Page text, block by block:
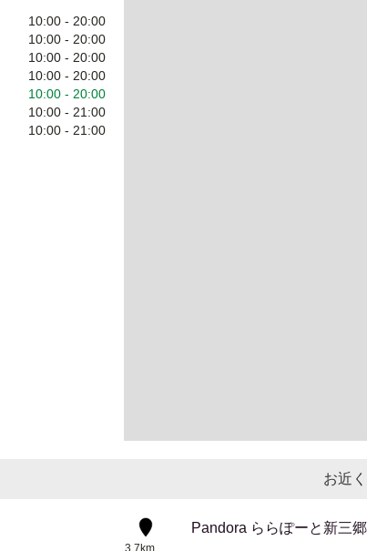
10:00 - 20:00
10:00 - 20:00
10:00 - 20:00
10:00 - 20:00
10:00 - 20:00
10:00 - 21:00
10:00 - 21:00
お近
3.7km
Pandora ららぽーと新三郷